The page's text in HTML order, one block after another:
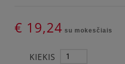
€ 19,24 su mokesčiais
KIEKIS